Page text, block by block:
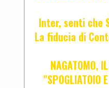
Inter, senti che
La fiducia di
NAGATOMO,
"SPOGLIATOIO